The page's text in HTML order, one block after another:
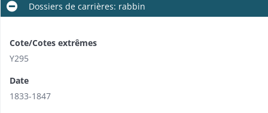
Dossiers de carrières: rabbin
Cote/Cotes extrêmes
Y295
Date
1833-1847